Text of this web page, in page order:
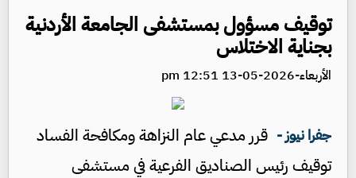
توقيف مسؤول بمستشفى الجامعة الأردنية
بجناية الاختلاس
الأربعاء-2026-05-13 12:51 pm
جفرا نيوز - قرر مدعي عام النزاهة ومكافحة الفساد
توقيف رئيس الصناديق الفرعية في مستشفى